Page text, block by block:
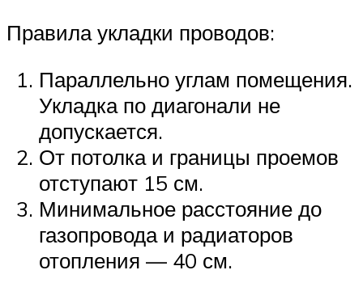
Правила укладки проводов:
Параллельно углам помещения.
Укладка по диагонали не
допускается.
От потолка и границы проемов
отступают 15 см.
Минимальное расстояние до
газопровода и радиаторов
отопления — 40 см.